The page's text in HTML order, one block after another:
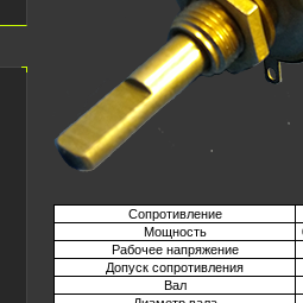
Сопротивление
Мощность
Рабочее напряжение
Допуск сопротивления
Вал